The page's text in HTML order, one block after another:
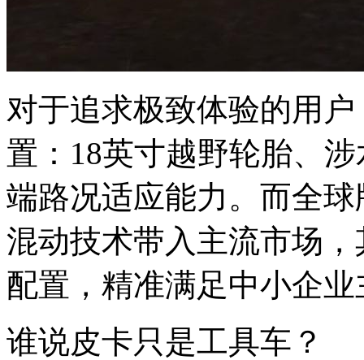
对于追求极致体验的用
置：18英寸越野轮胎、
端路况适应能力。而全
混动技术带入主流市场
配置，精准满足中小企
谁说皮卡只是工具车？